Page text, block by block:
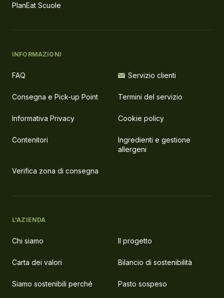
PlanEat Scuole
INFORMAZIONI
FAQ Servizio clienti
Consegna e Pick-up Point Termini del servizio
Informativa Privacy Cookie policy
Contenitori
Ingredienti e gestione
allergeni
Verifica zona di consegna
L'AZIENDA
Chi siamo Il progetto
Carta dei valori Bilancio di sostenibilità
Siamo sostenibili perché Pasto sospeso